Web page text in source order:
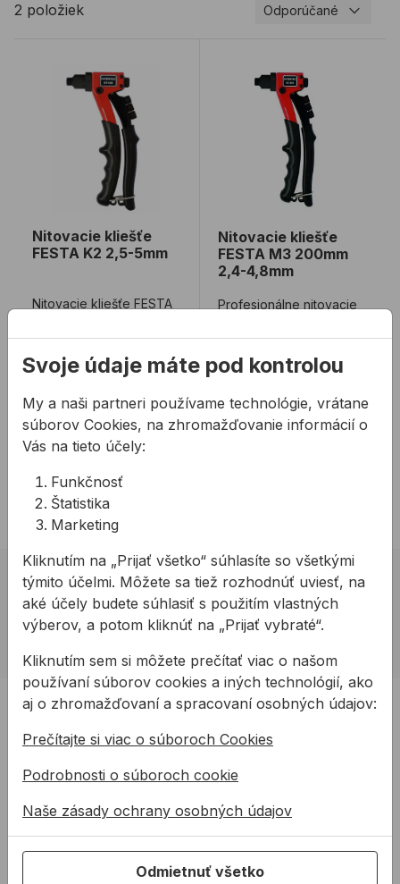
2 položiek Odporúčané
Nitovacie kliešťe FESTA K2 2,5-5mm
Nitovacie kliešťe
FESTA K2 2,5-5mm
Nitovacie kliešťe FESTA
21,43 € / ks
21,43€ s DPH
Na sklade
Nitovacie kliešťe
FESTA M3 200mm
2,4-4,8mm
Profesionálne nitovacie
priemyselnú výrobu - Cr-
Mo čeľuste pre trhacie
36,44€ s DPH
02 623 10 920
allmedia@allmedia.sk
PRODUKTY
Konštrukčné tepelnoizolačné dosky
Pásky a fólie
Svoje údaje máte pod kontrolou
My a naši partneri používame technológie, vrátane
súborov Cookies, na zhromažďovanie informácií o
Vás na tieto účely:
Funkčnosť
Štatistika
Marketing
Kliknutím na „Prijať všetko“ súhlasíte so všetkými
týmito účelmi. Môžete sa tiež rozhodnúť uviesť, na
aké účely budete súhlasiť s použitím vlastných
výberov, a potom kliknúť na „Prijať vybraté“.
Kliknutím sem si môžete prečítať viac o našom
používaní súborov cookies a iných technológií, ako
aj o zhromažďovaní a spracovaní osobných údajov:
Prečítajte si viac o súboroch Cookies
Podrobnosti o súboroch cookie
Naše zásady ochrany osobných údajov
Odmietnuť všetko